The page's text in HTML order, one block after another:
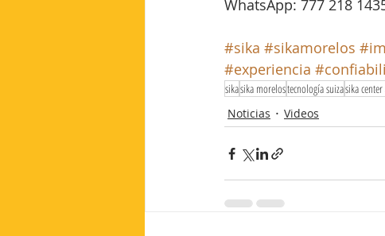
WhatsApp: 777 218
#sika #sikamorelos
#experiencia
sikasika morelostecnología suizasika
Noticias
Videos